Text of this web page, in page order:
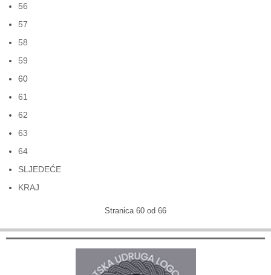
56
57
58
59
60
61
62
63
64
SLJEDEĆE
KRAJ
Stranica 60 od 66